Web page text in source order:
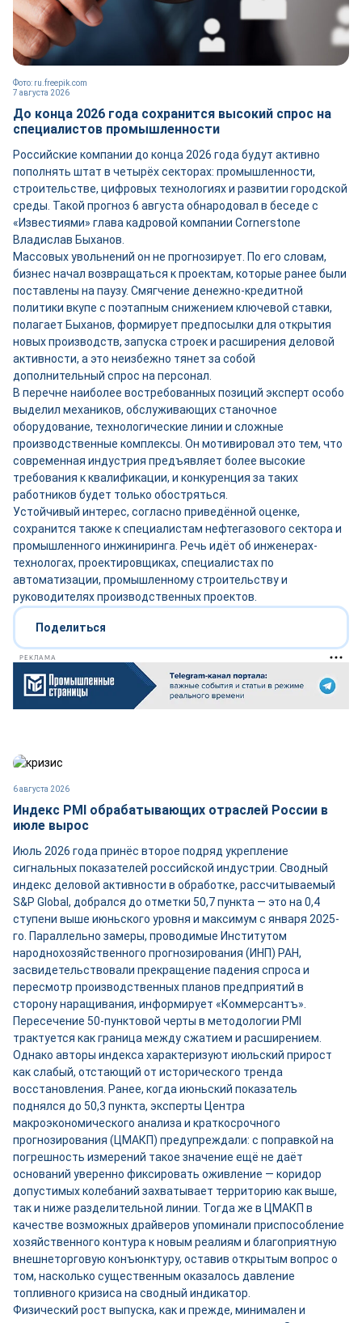
7 августа 2026
Фото: ru.freepik.com
До конца 2026 года сохранится высокий спрос на
специалистов промышленности
Российские компании до конца 2026 года будут активно
пополнять штат в четырёх секторах: промышленности,
строительстве, цифровых технологиях и развитии городской
среды. Такой прогноз 6 августа обнародовал в беседе с
«Известиями» глава кадровой компании Cornerstone
Владислав Быханов.
Массовых увольнений он не прогнозирует. По его словам,
бизнес начал возвращаться к проектам, которые ранее были
поставлены на паузу. Смягчение денежно-кредитной
политики вкупе с поэтапным снижением ключевой ставки,
полагает Быханов, формирует предпосылки для открытия
новых производств, запуска строек и расширения деловой
активности, а это неизбежно тянет за собой
дополнительный спрос на персонал.
В перечне наиболее востребованных позиций эксперт особо
выделил механиков, обслуживающих станочное
оборудование, технологические линии и сложные
производственные комплексы. Он мотивировал это тем, что
современная индустрия предъявляет более высокие
требования к квалификации, и конкуренция за таких
работников будет только обостряться.
Устойчивый интерес, согласно приведённой оценке,
сохранится также к специалистам нефтегазового сектора и
промышленного инжиниринга. Речь идёт об инженерах-
технологах, проектировщиках, специалистах по
автоматизации, промышленному строительству и
руководителях производственных проектов.
Поделиться
РЕКЛАМА
6 августа 2026
Индекс PMI обрабатывающих отраслей России в
июле вырос
Июль 2026 года принёс второе подряд укрепление
сигнальных показателей российской индустрии. Сводный
индекс деловой активности в обработке, рассчитываемый
S&P Global, добрался до отметки 50,7 пункта — это на 0,4
ступени выше июньского уровня и максимум с января 2025-
го. Параллельно замеры, проводимые Институтом
народнохозяйственного прогнозирования (ИНП) РАН,
засвидетельствовали прекращение падения спроса и
пересмотр производственных планов предприятий в
сторону наращивания, информирует «Коммерсантъ».
Пересечение 50-пунктовой черты в методологии PMI
трактуется как граница между сжатием и расширением.
Однако авторы индекса характеризуют июльский прирост
как слабый, отстающий от исторического тренда
восстановления. Ранее, когда июньский показатель
поднялся до 50,3 пункта, эксперты Центра
макроэкономического анализа и краткосрочного
прогнозирования (ЦМАКП) предупреждали: с поправкой на
погрешность измерений такое значение ещё не даёт
оснований уверенно фиксировать оживление — коридор
допустимых колебаний захватывает территорию как выше,
так и ниже разделительной линии. Тогда же в ЦМАКП в
качестве возможных драйверов упоминали приспособление
хозяйственного контура к новым реалиям и благоприятную
внешнеторговую конъюнктуру, оставив открытым вопрос о
том, насколько существенным оказалось давление
топливного кризиса на сводный индикатор.
Физический рост выпуска, как и прежде, минимален и